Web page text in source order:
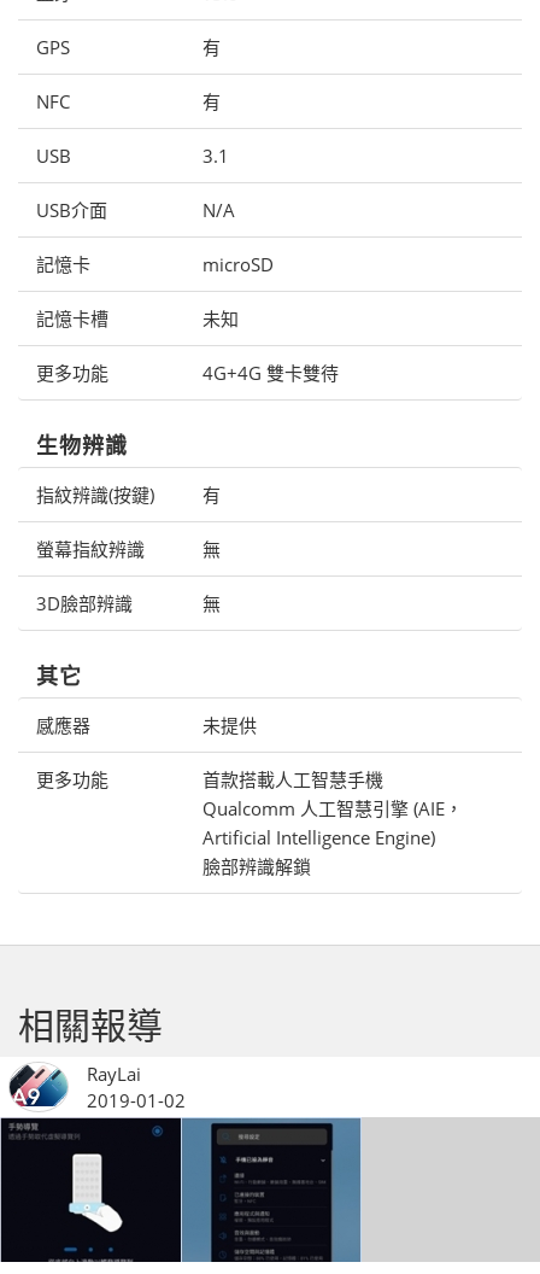
GPS 有
NFC 有
USB 3.1
USB介面 N/A
記憶卡 microSD
記憶卡槽 未知
更多功能 4G+4G 雙卡雙待
生物辨識
指紋辨識(按鍵) 有
螢幕指紋辨識 無
3D臉部辨識 無
其它
感應器 未提供
更多功能
首款搭載人工智慧手機
Qualcomm 人工智慧引擎 (AIE，
Artificial Intelligence Engine)
臉部辨識解鎖
相關報導
RayLai
2019-01-02